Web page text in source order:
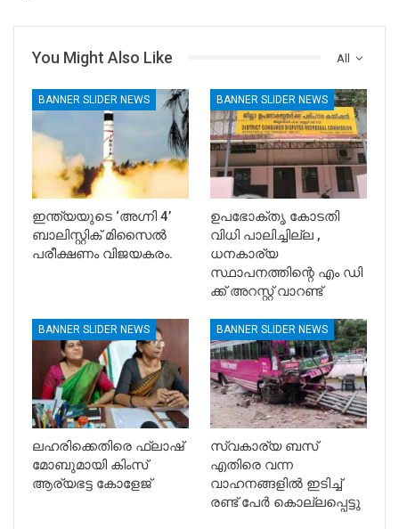
All
You Might Also Like
BANNER SLIDER NEWS
ഇന്ത്യയുടെ ‘അഗ്നി 4’
ബാലിസ്റ്റിക് മിസൈൽ
പരീക്ഷണം വിജയകരം.
BANNER SLIDER NEWS
ഉപഭോക്തൃ കോടതി
വിധി പാലിച്ചില്ല ,
ധനകാര്യ
സ്ഥാപനത്തിന്റെ എം ഡി
ക്ക് അറസ്റ്റ് വാറണ്ട്
BANNER SLIDER NEWS
ലഹരിക്കെതിരെ ഫ്ലാഷ്
മോബുമായി കിംസ്
ആര്യഭട്ട കോളേജ്
BANNER SLIDER NEWS
സ്വകാര്യ ബസ്
എതിരെ വന്ന
വാഹനങ്ങളിൽ ഇടിച്ച്
രണ്ട് പേർ കൊല്ലപ്പെട്ടു